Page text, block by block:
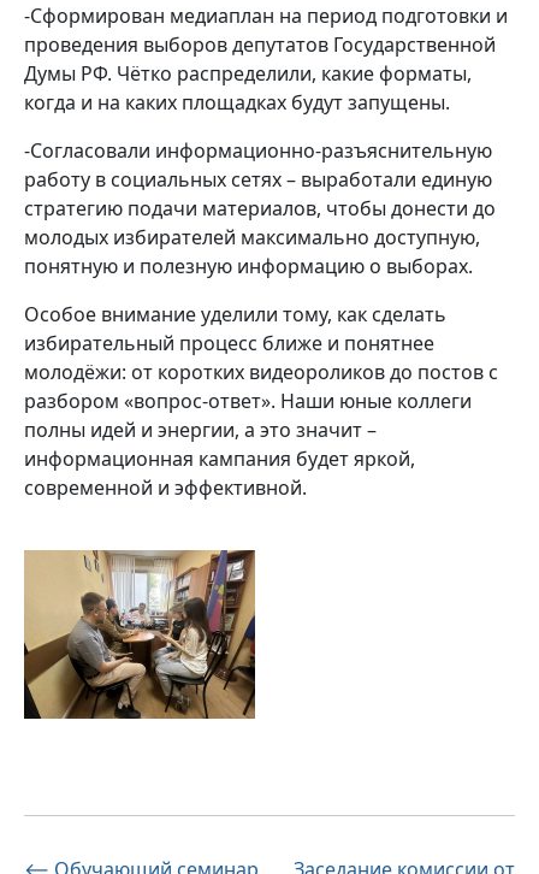
-Сформирован медиаплан на период подготовки и
проведения выборов депутатов Государственной
Думы РФ. Чётко распределили, какие форматы,
когда и на каких площадках будут запущены.
-Согласовали информационно-разъяснительную
работу в социальных сетях – выработали единую
стратегию подачи материалов, чтобы донести до
молодых избирателей максимально доступную,
понятную и полезную информацию о выборах.
Особое внимание уделили тому, как сделать
избирательный процесс ближе и понятнее
молодёжи: от коротких видеороликов до постов с
разбором «вопрос-ответ». Наши юные коллеги
полны идей и энергии, а это значит –
информационная кампания будет яркой,
современной и эффективной.
⟵ Обучающий семинар Заседание комиссии от